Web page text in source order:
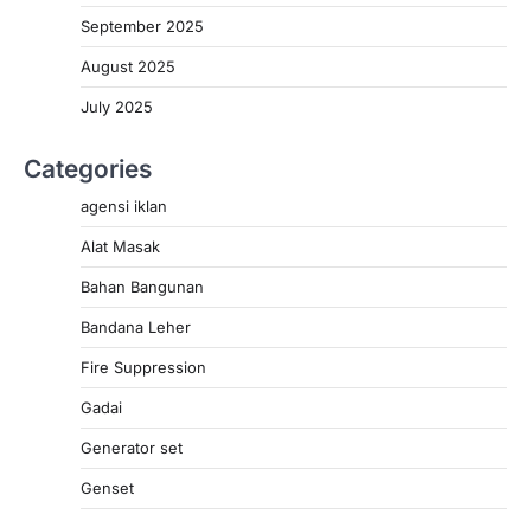
September 2025
August 2025
July 2025
Categories
agensi iklan
Alat Masak
Bahan Bangunan
Bandana Leher
Fire Suppression
Gadai
Generator set
Genset